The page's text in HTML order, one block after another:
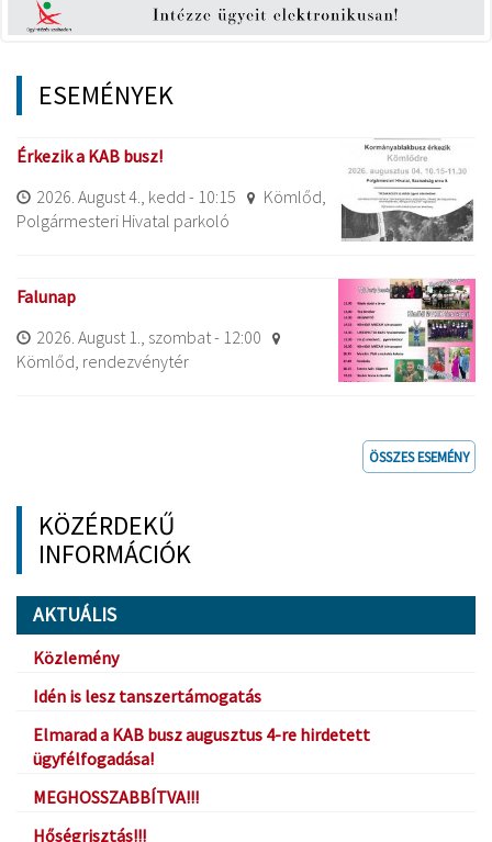
ESEMÉNYEK
Érkezik a KAB busz!
2026. August 4., kedd - 10:15
Kömlőd,
Polgármesteri Hivatal parkoló
Falunap
2026. August 1., szombat - 12:00
Kömlőd, rendezvénytér
ÖSSZES ESEMÉNY
KÖZÉRDEKŰ
INFORMÁCIÓK
AKTUÁLIS
Közlemény
Idén is lesz tanszertámogatás
Elmarad a KAB busz augusztus 4-re hirdetett
ügyfélfogadása!
MEGHOSSZABBÍTVA!!!
Hőségrisztás!!!